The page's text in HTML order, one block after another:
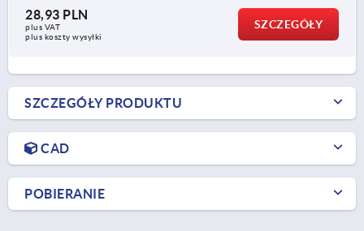
28,93 PLN
plus VAT
plus koszty wysyłki
SZCZEGÓŁY
SZCZEGÓŁY PRODUKTU
CAD
POBIERANIE